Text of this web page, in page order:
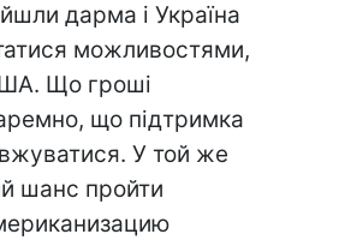
дарма і Україна
можливостями,
Що гроші
що підтримка
У той же
шанс пройти